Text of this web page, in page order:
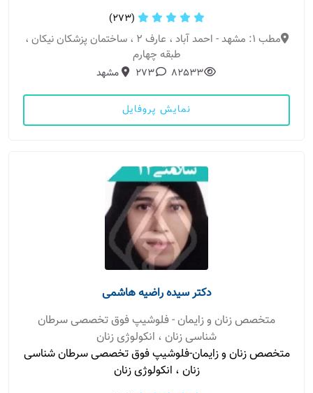
(273)
مطب 1: مشهد - احمد آباد ، عارف 2 ، ساختمان پزشکان نیکان ،
طبقه چهارم
82533
273 مشهد
نمایش پروفایل
دکتر سیده راضیه هاشمی
متخصص زنان و زایمان - فلوشیپ فوق تخصصی سرطان
شناسی زنان ، انکولوژی زنان
متخصص زنان و زایمان-فلوشیپ فوق تخصصی سرطان شناسی
زنان ، انکولوژی زنان